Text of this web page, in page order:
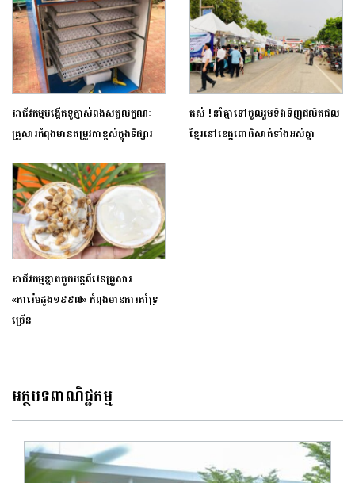
អាជីវកម្មបង្កើតទូភ្ញាស់ពងសត្វលក្ខណៈ
គ្រួសារកំពុងមានតម្រូវកាខ្ពស់ក្នុងទីផ្សារ
តស់ ! នាំគ្នាទៅចូលរួមទិវាទិញផលិតផល
ខ្មែរនៅខេត្តពោធិសាត់ទាំងអស់គ្នា
អាជីវកម្មខ្នាតតូចបន្តពីវេនគ្រួសារ
«ការ៉េមដូង១៩៩៧» កំពុងមានការគាំទ្រ
ច្រើន
អត្ថបទពាណិជ្ជកម្ម